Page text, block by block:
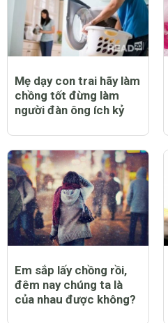
Mẹ dạy con trai hãy làm
chồng tốt đừng làm
người đàn ông ích kỷ
Em sắp lấy chồng rồi,
đêm nay chúng ta là
của nhau được không?